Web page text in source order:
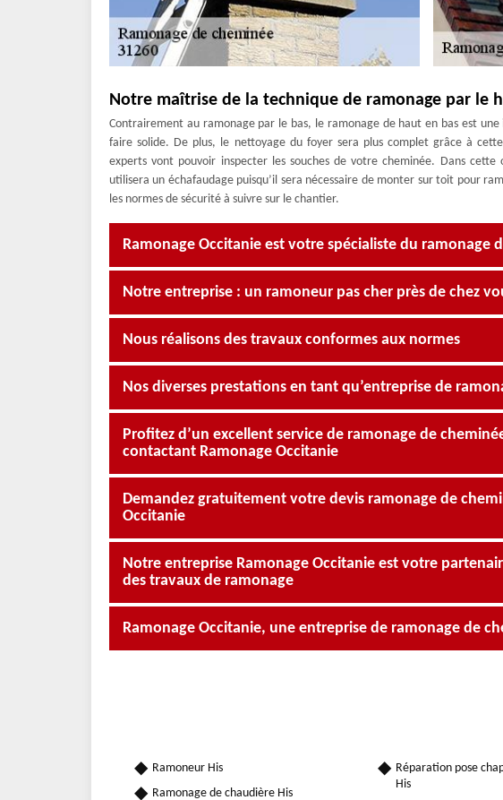
Notre maîtrise de la technique de ramonage par le
Contrairement au ramonage par le bas, le ramonage de haut en bas est
faire solide. De plus, le nettoyage du foyer sera plus complet grâce à
experts vont pouvoir inspecter les souches de votre cheminée. Dans
utilisera un échafaudage puisqu’il sera nécessaire de monter sur toit pour
les normes de sécurité à suivre sur le chantier.
Ramonage Occitanie est votre spécialiste du ramonage
Notre entreprise : un ramoneur pas cher près de chez
Nous réalisons des travaux conformes aux normes
Nos diverses prestations en tant qu’entreprise de
Profitez d’un excellent service de ramonage de
contactant Ramonage Occitanie
Demandez gratuitement votre devis ramonage de
Occitanie
Notre entreprise Ramonage Occitanie est votre
des travaux de ramonage
Ramonage Occitanie, une entreprise de ramonage de
Ramoneur His
Ramonage de chaudière His
Réparation pose
His